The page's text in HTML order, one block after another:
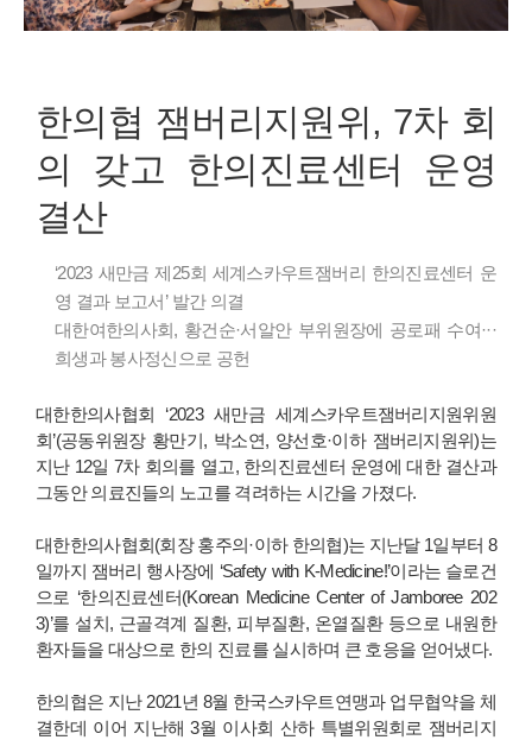
한의협 잼버리지원위, 7차 회
의 갖고 한의진료센터 운영
결산
‘2023 새만금 제25회 세계스카우트잼버리 한의진료센터 운
영 결과 보고서’ 발간 의결
대한여한의사회, 황건순·서알안 부위원장에 공로패 수여···
희생과 봉사정신으로 공헌
대한한의사협회 ‘2023 새만금 세계스카우트잼버리지원위원
회’(공동위원장 황만기, 박소연, 양선호·이하 잼버리지원위)는
지난 12일 7차 회의를 열고, 한의진료센터 운영에 대한 결산과
그동안 의료진들의 노고를 격려하는 시간을 가졌다.
대한한의사협회(회장 홍주의·이하 한의협)는 지난달 1일부터 8
일까지 잼버리 행사장에 ‘Safety with K-Medicine!’이라는 슬로건
으로 ‘한의진료센터(Korean Medicine Center of Jamboree 202
3)’를 설치, 근골격계 질환, 피부질환, 온열질환 등으로 내원한
환자들을 대상으로 한의 진료를 실시하며 큰 호응을 얻어냈다.
한의협은 지난 2021년 8월 한국스카우트연맹과 업무협약을 체
결한데 이어 지난해 3월 이사회 산하 특별위원회로 잼버리지